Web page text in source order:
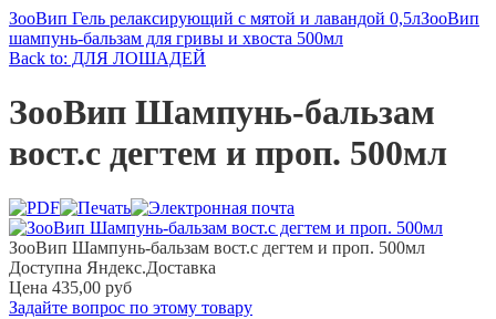
ЗооВип Гель релаксирующий с мятой и лавандой 0,5лЗооВип
шампунь-бальзам для гривы и хвоста 500мл
Back to: ДЛЯ ЛОШАДЕЙ
ЗооВип Шампунь-бальзам
вост.с дегтем и проп. 500мл
ЗооВип Шампунь-бальзам вост.с дегтем и проп. 500мл
Доступна Яндекс.Доставка
Цена 435,00 руб
Задайте вопрос по этому товару